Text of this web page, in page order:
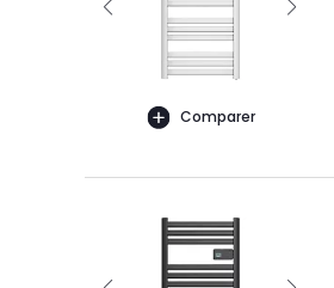
Comparer